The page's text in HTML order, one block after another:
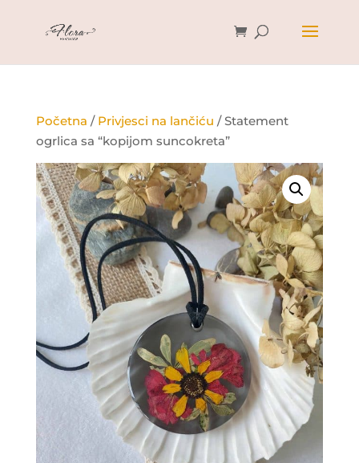
Početna / Privjesci na lančiću / Statement
ogrlica sa “kopijom suncokreta”